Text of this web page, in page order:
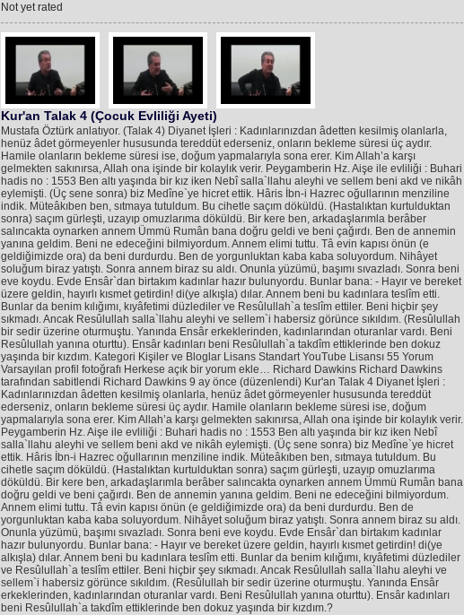
Not yet rated
Kur'an Talak 4 (Çocuk Evliliği Ayeti)
Mustafa Öztürk anlatıyor. (Talak 4) Diyanet İşleri : Kadınlarınızdan âdetten kesilmiş olanlarla,
henüz âdet görmeyenler hususunda tereddüt ederseniz, onların bekleme süresi üç aydır.
Hamile olanların bekleme süresi ise, doğum yapmalarıyla sona erer. Kim Allah’a karşı
gelmekten sakınırsa, Allah ona işinde bir kolaylık verir. Peygamberin Hz. Aişe ile evliliği : Buhari
hadis no : 1553 Ben altı yaşında bir kız iken Nebî salla`llahu aleyhi ve sellem beni akd ve nikâh
eylemişti. (Üç sene sonra) biz Medîne`ye hicret ettik. Hâris İbn-i Hazrec oğullarının menziline
indik. Müteâkıben ben, sıtmaya tutuldum. Bu cihetle saçım döküldü. (Hastalıktan kurtulduktan
sonra) saçım gürleşti, uzayıp omuzlarıma döküldü. Bir kere ben, arkadaşlarımla berâber
salıncakta oynarken annem Ümmü Rumân bana doğru geldi ve beni çağırdı. Ben de annemin
yanına geldim. Beni ne edeceğini bilmiyordum. Annem elimi tuttu. Tâ evin kapısı önün (e
geldiğimizde ora) da beni durdurdu. Ben de yorgunluktan kaba kaba soluyordum. Nihâyet
soluğum biraz yatıştı. Sonra annem biraz su aldı. Onunla yüzümü, başımı sıvazladı. Sonra beni
eve koydu. Evde Ensâr`dan birtakım kadınlar hazır bulunyordu. Bunlar bana: - Hayır ve bereket
üzere geldin, hayırlı kısmet getirdin! di(ye alkışla) dılar. Annem beni bu kadınlara teslîm etti.
Bunlar da benim kılığımı, kıyâfetimi düzlediler ve Resûlullah`a teslîm ettiler. Beni hiçbir şey
sıkmadı. Ancak Resûlullah salla`llahu aleyhi ve sellem`i habersiz görünce sıkıldım. (Resûlullah
bir sedir üzerine oturmuştu. Yanında Ensâr erkeklerinden, kadınlarından oturanlar vardı. Beni
Resûlullah yanına oturttu). Ensâr kadınları beni Resûlullah`a takdîm ettiklerinde ben dokuz
yaşında bir kızdım. Kategori Kişiler ve Bloglar Lisans Standart YouTube Lisansı 55 Yorum
Varsayılan profil fotoğrafı Herkese açık bir yorum ekle… Richard Dawkins Richard Dawkins
tarafından sabitlendi Richard Dawkins 9 ay önce (düzenlendi) Kur'an Talak 4 Diyanet İşleri :
Kadınlarınızdan âdetten kesilmiş olanlarla, henüz âdet görmeyenler hususunda tereddüt
ederseniz, onların bekleme süresi üç aydır. Hamile olanların bekleme süresi ise, doğum
yapmalarıyla sona erer. Kim Allah’a karşı gelmekten sakınırsa, Allah ona işinde bir kolaylık verir.
Peygamberin Hz. Aişe ile evliliği : Buhari hadis no : 1553 Ben altı yaşında bir kız iken Nebî
salla`llahu aleyhi ve sellem beni akd ve nikâh eylemişti. (Üç sene sonra) biz Medîne`ye hicret
ettik. Hâris İbn-i Hazrec oğullarının menziline indik. Müteâkıben ben, sıtmaya tutuldum. Bu
cihetle saçım döküldü. (Hastalıktan kurtulduktan sonra) saçım gürleşti, uzayıp omuzlarıma
döküldü. Bir kere ben, arkadaşlarımla berâber salıncakta oynarken annem Ümmü Rumân bana
doğru geldi ve beni çağırdı. Ben de annemin yanına geldim. Beni ne edeceğini bilmiyordum.
Annem elimi tuttu. Tâ evin kapısı önün (e geldiğimizde ora) da beni durdurdu. Ben de
yorgunluktan kaba kaba soluyordum. Nihâyet soluğum biraz yatıştı. Sonra annem biraz su aldı.
Onunla yüzümü, başımı sıvazladı. Sonra beni eve koydu. Evde Ensâr`dan birtakım kadınlar
hazır bulunyordu. Bunlar bana: - Hayır ve bereket üzere geldin, hayırlı kısmet getirdin! di(ye
alkışla) dılar. Annem beni bu kadınlara teslîm etti. Bunlar da benim kılığımı, kıyâfetimi düzlediler
ve Resûlullah`a teslîm ettiler. Beni hiçbir şey sıkmadı. Ancak Resûlullah salla`llahu aleyhi ve
sellem`i habersiz görünce sıkıldım. (Resûlullah bir sedir üzerine oturmuştu. Yanında Ensâr
erkeklerinden, kadınlarından oturanlar vardı. Beni Resûlullah yanına oturttu). Ensâr kadınları
beni Resûlullah`a takdîm ettiklerinde ben dokuz yaşında bir kızdım.?